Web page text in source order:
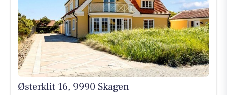
Østerklit 16, 9990 Skagen